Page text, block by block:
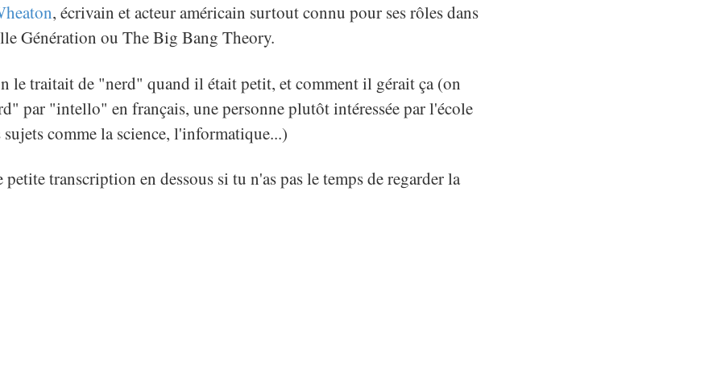
, écrivain et acteur américain surtout connu pour ses rôles dans
Génération ou The Big Bang Theory.
le traitait de "nerd" quand il était petit, et comment il gérait ça (on
par "intello" en français, une personne plutôt intéressée par l'école
sujets comme la science, l'informatique...)
transcription en dessous si tu n'as pas le temps de regarder la